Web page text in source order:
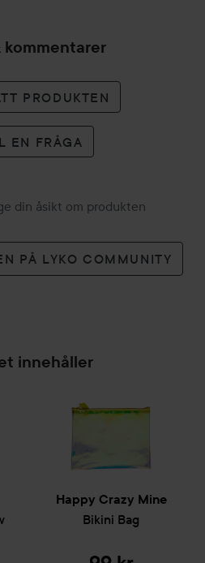
kommentarer
PRODUKTEN
EN FRÅGA
din åsikt om produkten
PÅ LYKO COMMUNITY
innehåller
Happy Crazy Mine
Bikini Bag